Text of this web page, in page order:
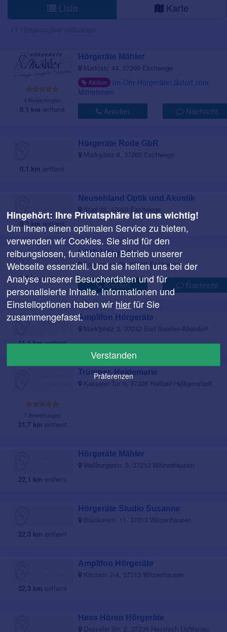
Liste Karte
4 Bewertungen
0,1 km entfernt
Hörgeräte Mähler
Marktstr. 44, 37269 Eschwege
Aktion Im-Ohr-Hörgeräte: Sofort zum
Mitnehmen
Anrufen Nachricht
0,1 km entfernt
Hörgeräte Rode GbR
Marktplatz 8, 37269 Eschwege
0,2 km entfernt
Neusehland Optik und Akustik
Stad 36, 37269 Eschwege
0,2 km entfernt
KIND Hörgeräte
Forstgasse 26, 37269 Eschwege
Anrufen Nachricht
11,1 kmentfernt
Amplifon Hörgeräte
Marktplatz 3, 37242 Bad Sooden-Allendorf
1 Bewertungen
21,7 km entfernt
Trümper, Heidemarie
Kasseler Tor 9, 37308 Heilbad Heiligenstadt
22,1 km entfernt
Hörgeräte Mähler
Wallburgerstr. 5, 37213 Witzenhausen
22,3 km entfernt
Hörgeräte Studio Susanne
Brückenstr. 11, 37213 Witzenhausen
22,3 km entfernt
Amplifon Hörgeräte
Kirchstr. 2-4, 37213 Witzenhausen
Hess Hören Hörgeräte
Desseler Str. 2, 37235 Hessisch Lichtenau
Hingehört: Ihre Privatsphäre ist uns wichtig!
Um Ihnen einen optimalen Service zu bieten,
verwenden wir Cookies. Sie sind für den
reibungslosen, funktionalen Betrieb unserer
Webseite essenziell. Und sie helfen uns bei der
Analyse unserer Besucherdaten und für
personalisierte Inhalte. Informationen und
Einstelloptionen haben wir hierfür Sie
zusammengefasst.
Verstanden
Präferenzen